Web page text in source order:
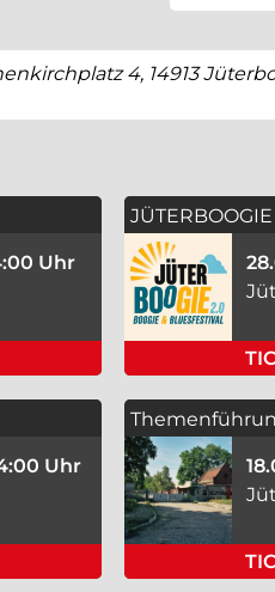
4, 14913
IN JÜTERBOG
Uhr
SAGENHAFTES
Uhr
IM VISIER DER